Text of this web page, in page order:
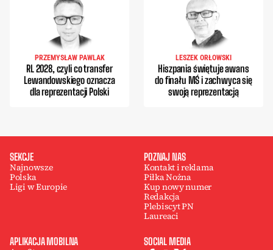
PRZEMYSŁAW PAWLAK
RL 2028, czyli co transfer
Lewandowskiego oznacza
dla reprezentacji Polski
LESZEK ORŁOWSKI
Hiszpania świętuje awans
do finału MŚ i zachwyca się
swoją reprezentacją
SEKCJE
Najnowsze
Polska
Ligi w Europie
POZNAJ NAS
Kontakt i reklama
Piłka Nożna
Kup nowy numer
Redakcja
Plebiscyt PN
Laureaci
APLIKACJA MOBILNA SOCIAL MEDIA